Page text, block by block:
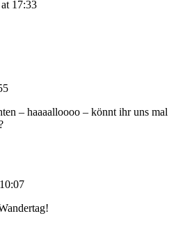
17:33
– haaaalloooo – könnt ihr uns mal